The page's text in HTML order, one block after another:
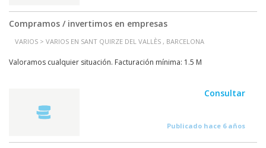
Compramos / invertimos en empresas
VARIOS > VARIOS EN SANT QUIRZE DEL VALLÈS , BARCELONA
Valoramos cualquier situación. Facturación mínima: 1.5 M
Consultar
Publicado hace 6 años